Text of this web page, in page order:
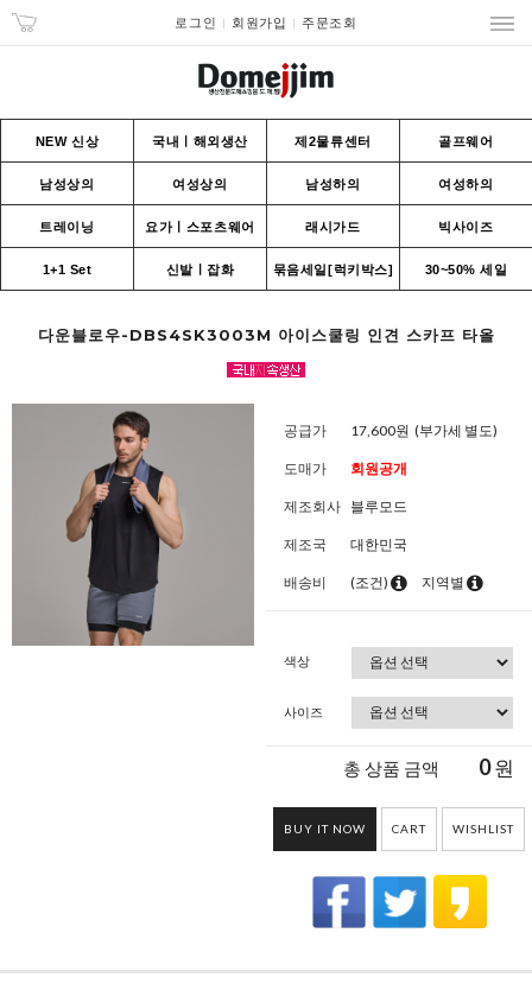
로그인 회원가입 주문조회
NEW 신상 국내ㅣ해외생산 제2물류센터 골프웨어
남성상의 여성상의 남성하의 여성하의
트레이닝 요가ㅣ스포츠웨어 래시가드 빅사이즈
1+1 Set 신발ㅣ잡화 묶음세일[럭키박스] 30~50% 세일
다운블로우-DBS4SK3003M 아이스쿨링 인견 스카프 타올
공급가 17,600원 (부가세 별도)
도매가 회원공개
제조회사 블루모드
제조국 대한민국
배송비 (조건) 지역별
색상
사이즈
총 상품 금액 0원
BUY IT NOW CART WISHLIST